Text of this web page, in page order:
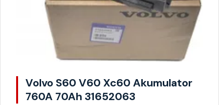
Volvo S60 V60 Xc60 Akumulator
760A 70Ah 31652063